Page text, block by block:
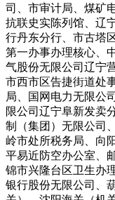
司、市审计局、煤矿
抗联史实陈列馆、辽
行丹东分行、市古塔
第一办事办理核心、
气股份无限公司辽宁
市西市区告捷街道处
局、国网电力无限公
限公司辽宁阜新发卖
制（集团）无限公司
岭市处所税务局、向
平易近防空办公室、
锦市兴隆台区卫生办
银行股份无限公司、